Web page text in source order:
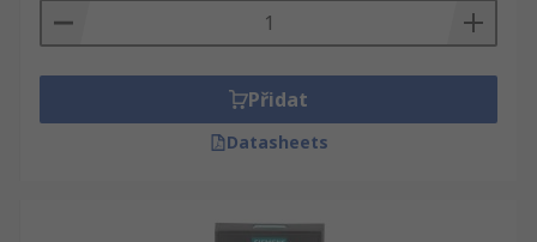
Přidat
Datasheets